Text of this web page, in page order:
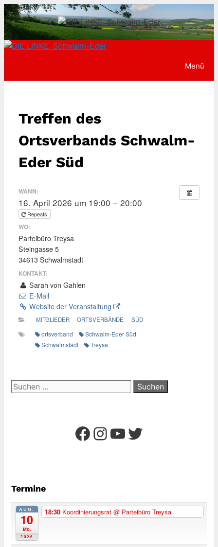
Zum
Inhalt
springen
Menü
Treffen des
Ortsverbands Schwalm-
Eder Süd
WANN:
16. April 2026 um 19:00 – 20:00
Repeats
WO:
Parteibüro Treysa
Steingasse 5
34613 Schwalmstadt
KONTAKT:
Sarah von Gahlen
E-Mail
Website der Veranstaltung
MITGLIEDER ORTSVERBÄNDE SÜD
ortsverband
Schwalm-Eder Süd
Schwalmstadt
Treysa
Suchen
nach:
Facebook
Instagram
YouTube
Twitter
Termine
AUG.
10
Mo.
2026
18:30 Koordinierungsrat @ Parteibüro Treysa